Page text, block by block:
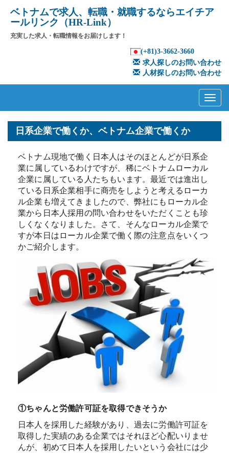
ベトナムで求人、転職・就職するならエイチア
ールリンク（HR-Link）
充実した求人・転職情報をお届けします！
(+81)3-3662-3660
求人探しのお問い合わせ
人材探しのお問い合わせ
Menu
content
日系企業で働くか、ベトナム企業で働くか
ベトナム現地で働く日本人はそのほとんどが日系企
業に属しているわけですが、稀にベトナムローカル
企業に属している人たちもいます。最近では進出し
ている日系企業相手に商売をしようと考えるローカ
ル企業も増えてきましたので、弊社にもローカル企
業から日本人採用の問い合わせをいただくことも珍
しくなくなりました。さて、そんなローカル企業で
すが本日はローカル企業で働く際の注意点をいくつ
かご紹介します。
①ちゃんと労働許可証を取得できそうか
日本人を採用した経験があり、過去に労働許可証を
取得した実績のある企業ではそれほど心配いりませ
んが、初めて日本人を採用したいという会社には少